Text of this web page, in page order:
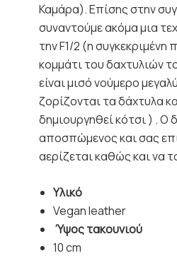
Καμάρα). Επίσης στην
συναντούμε ακόμα μια
την F1/2 (η συγκεκριμένη
κομμάτι του δαχτυλιών
είναι μισό νούμερο
ζορίζονται τα δάχτυλα
δημιουργηθεί κότσι ) . Ο
αποσπώμενος και σας
αερίζεται καθώς και να
Υλικό
Vegan leather
Ύψος τακουνιού
10 cm